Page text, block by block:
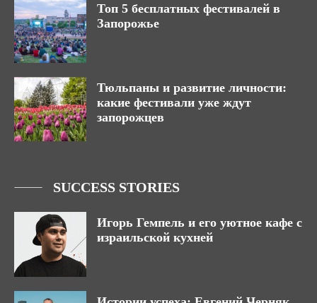
Топ 5 бесплатных фестивалей в
Запорожье
Тюльпаны и развитие личности:
какие фестивали уже ждут
запорожцев
SUCCESS STORIES
Игорь Гемпель и его уютное кафе с
израильской кухней